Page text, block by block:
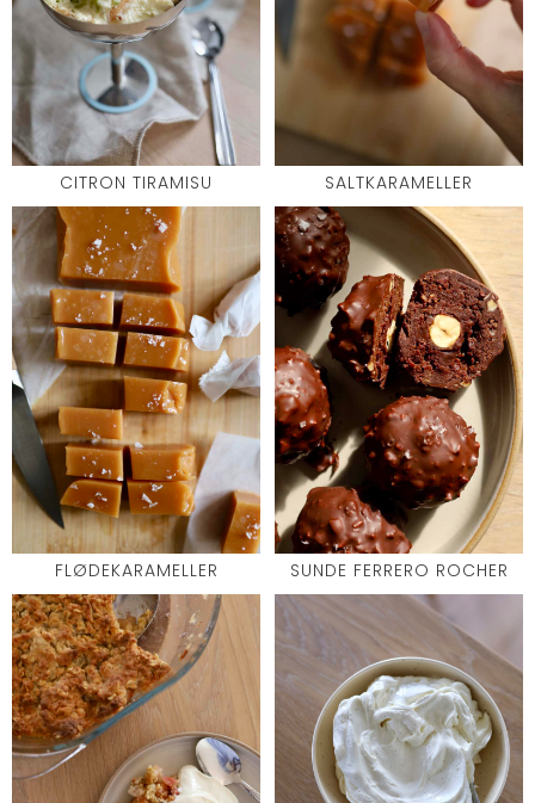
CITRON TIRAMISU SALTKARAMELLER
FLØDEKARAMELLER SUNDE FERRERO ROCHER